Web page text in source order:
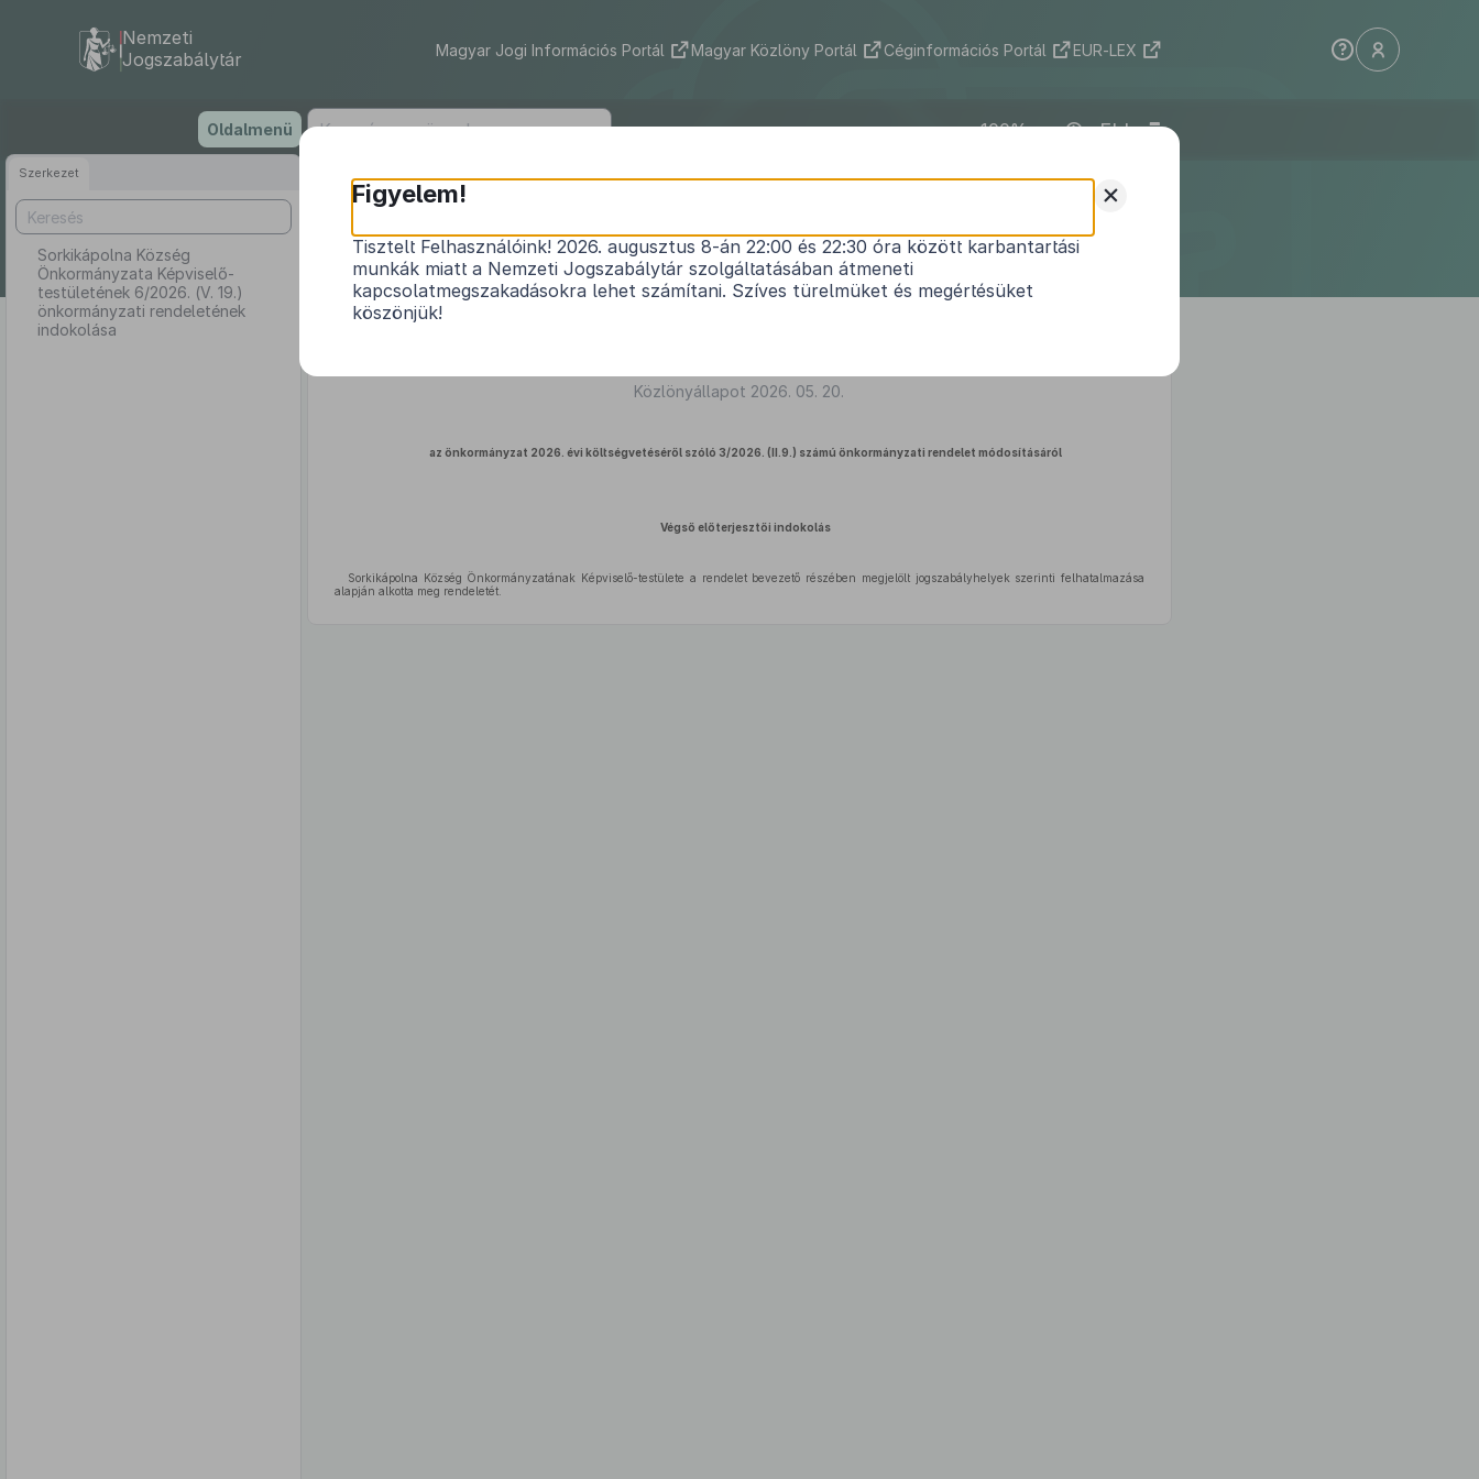
tartalomra
Nemzeti
Jogszabálytár
Magyar Jogi Információs Portál Magyar Közlöny Portál Céginformációs Portál EUR-LEX
Oldalmenü ELI
Szerkezet
Sorkikápolna Község
Önkormányzata Képviselő-
testületének 6/2026. (V. 19.)
önkormányzati rendeletének
indokolása
Sorkikápolna Község Önkormányzata Képviselő-
testületének 6/2026. (V. 19.) önkormányzati rendeletének
indokolása
Közlönyállapot 2026. 05. 20.
az önkormányzat 2026. évi költségvetéséről szóló 3/2026. (II.9.) számú önkormányzati rendelet módosításáról
Végső előterjesztői indokolás
Sorkikápolna Község Önkormányzatának Képviselő-testülete a rendelet bevezető részében megjelölt jogszabályhelyek szerinti felhatalmazása
alapján alkotta meg rendeletét.
+
Figyelem!
Tisztelt Felhasználóink! 2026. augusztus 8-án 22:00 és 22:30 óra között karbantartási
munkák miatt a Nemzeti Jogszabálytár szolgáltatásában átmeneti
kapcsolatmegszakadásokra lehet számítani. Szíves türelmüket és megértésüket
köszönjük!